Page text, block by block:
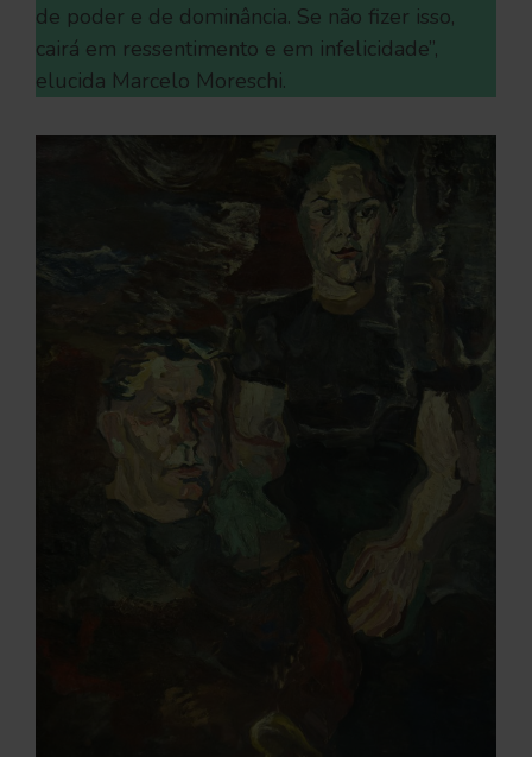
de poder e de dominância. Se não fizer isso,
cairá em ressentimento e em infelicidade”,
elucida Marcelo Moreschi.